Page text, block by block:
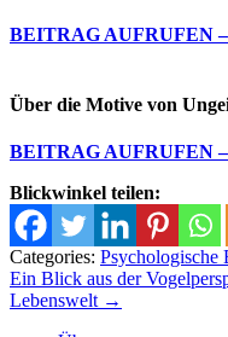
BEITRAG AUFRUFEN
Über die Motive von
BEITRAG AUFRUFEN
Blickwinkel teilen:
Categories:
Beitrags-
Navigation
Ein Blick aus der
Lebenswelt →